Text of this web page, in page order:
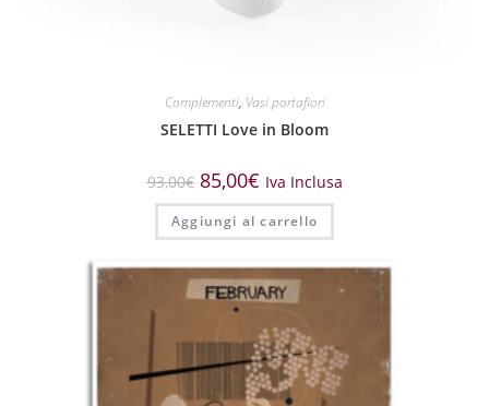
Complementi, Vasi portafiori
SELETTI Love in Bloom
93,00€ 85,00€ Iva Inclusa
Aggiungi al carrello